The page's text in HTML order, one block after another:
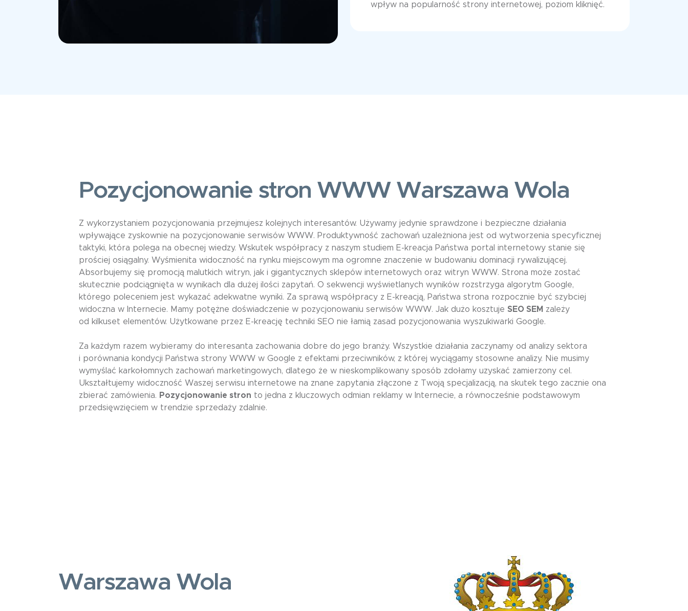
wpływ na popularność strony internetowej, poziom kliknięć.
Pozycjonowanie stron WWW Warszawa Wola
Z wykorzystaniem pozycjonowania przejmujesz kolejnych interesantów. Używamy jedynie sprawdzone i bezpieczne działania
wpływające zyskownie na pozycjonowanie serwisów WWW. Produktywność zachowań uzależniona jest od wytworzenia specyficznej
taktyki, która polega na obecnej wiedzy. Wskutek współpracy z naszym studiem E-kreacja Państwa portal internetowy stanie się
prościej osiągalny. Wyśmienita widoczność na rynku miejscowym ma ogromne znaczenie w budowaniu dominacji rywalizującej.
Absorbujemy się promocją malutkich witryn, jak i gigantycznych sklepów internetowych oraz witryn WWW. Strona może zostać
skutecznie podciągnięta w wynikach dla dużej ilości zapytań. O sekwencji wyświetlanych wyników rozstrzyga algorytm Google,
którego poleceniem jest wykazać adekwatne wyniki. Za sprawą współpracy z E-kreacją, Państwa strona rozpocznie być szybciej
widoczna w Internecie. Mamy potężne doświadczenie w pozycjonowaniu serwisów WWW. Jak dużo kosztuje SEO SEM zależy
od kilkuset elementów. Użytkowane przez E-kreację techniki SEO nie łamią zasad pozycjonowania wyszukiwarki Google.
Za każdym razem wybieramy do interesanta zachowania dobre do jego branży. Wszystkie działania zaczynamy od analizy sektora
i porównania kondycji Państwa strony WWW w Google z efektami przeciwników, z której wyciągamy stosowne analizy. Nie musimy
wymyślać karkołomnych zachowań marketingowych, dlatego że w nieskomplikowany sposób zdołamy uzyskać zamierzony cel.
Ukształtujemy widoczność Waszej serwisu internetowe na znane zapytania złączone z Twoją specjalizacją, na skutek tego zacznie ona
zbierać zamówienia. Pozycjonowanie stron to jedna z kluczowych odmian reklamy w Internecie, a równocześnie podstawowym
przedsięwzięciem w trendzie sprzedaży zdalnie.
Warszawa Wola